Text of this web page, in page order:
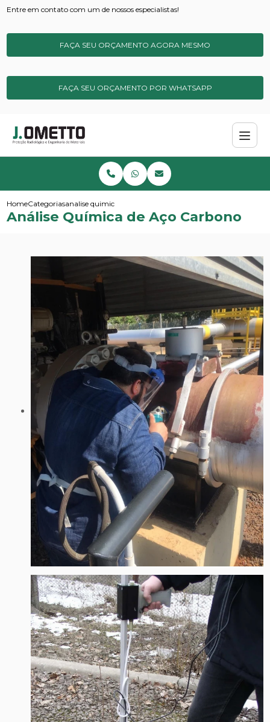
Entre em contato com um de nossos especialistas!
FAÇA SEU ORÇAMENTO AGORA MESMO
FAÇA SEU ORÇAMENTO POR WHATSAPP
HomeCategoriasanalise quimica de aco carbono
Análise Química de Aço Carbono